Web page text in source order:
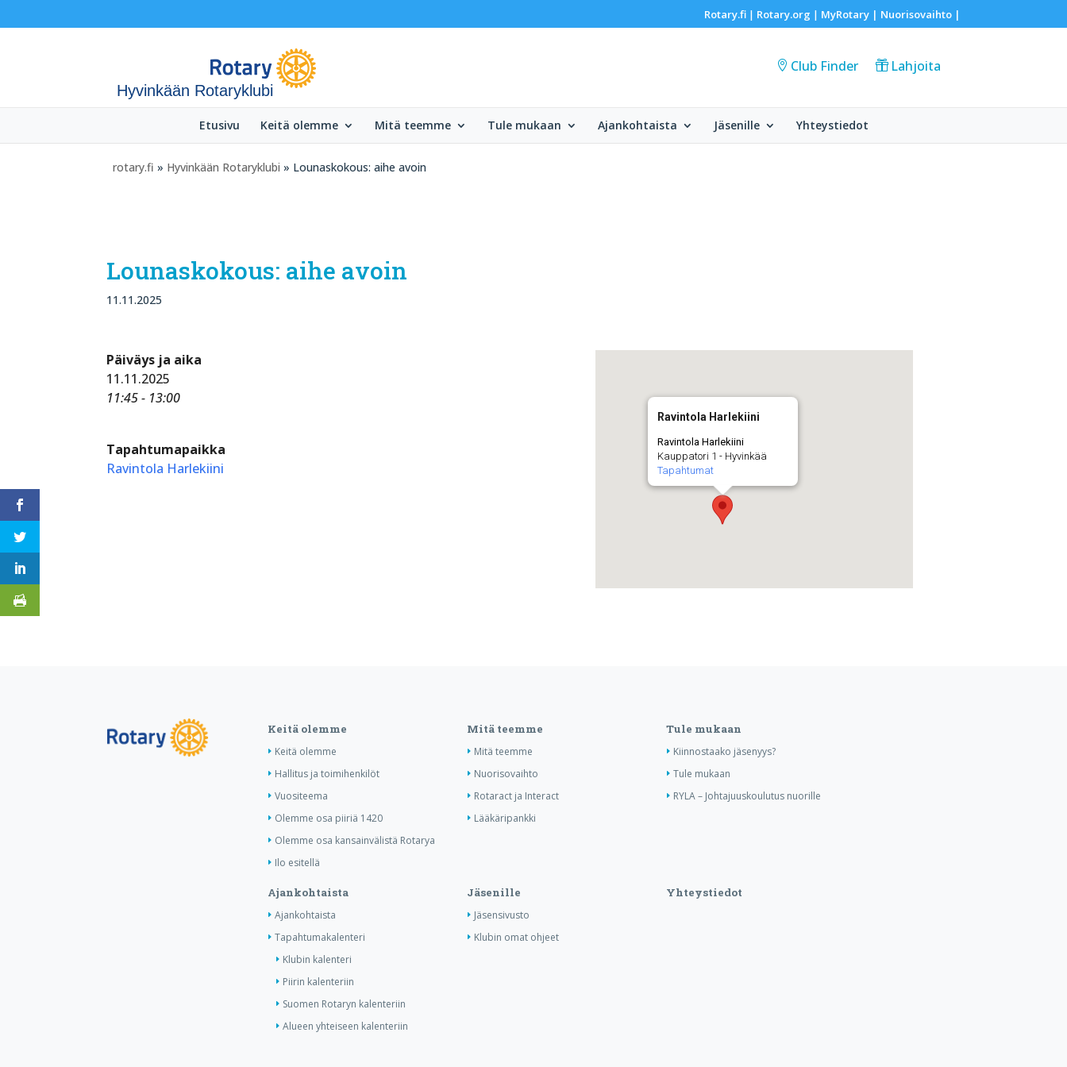
Rotary.fi| Rotary.org | MyRotary | Nuorisovaihto|
Hyvinkään Rotaryklubi
Club Finder Lahjoita
Etusivu Keitä olemme Mitä teemme Tule mukaan Ajankohtaista Jäsenille Yhteystiedot
rotary.fi » Hyvinkään Rotaryklubi » Lounaskokous: aihe avoin
Lounaskokous: aihe avoin
11.11.2025
Ravintola Harlekiini
Ravintola Harlekiini
Kauppatori 1 - Hyvinkää
Tapahtumat
Päiväys ja aika
11.11.2025
11:45 - 13:00
Tapahtumapaikka
Ravintola Harlekiini
Keitä olemme
Keitä olemme
Hallitus ja toimihenkilöt
Vuositeema
Olemme osa piiriä 1420
Olemme osa kansainvälistä Rotarya
Ilo esitellä
Mitä teemme
Mitä teemme
Nuorisovaihto
Rotaract ja Interact
Lääkäripankki
Tule mukaan
Kiinnostaako jäsenyys?
Tule mukaan
RYLA – Johtajuuskoulutus nuorille
Ajankohtaista
Ajankohtaista
Tapahtumakalenteri
Klubin kalenteri
Piirin kalenteriin
Suomen Rotaryn kalenteriin
Alueen yhteiseen kalenteriin
Jäsenille
Jäsensivusto
Klubin omat ohjeet
Yhteystiedot